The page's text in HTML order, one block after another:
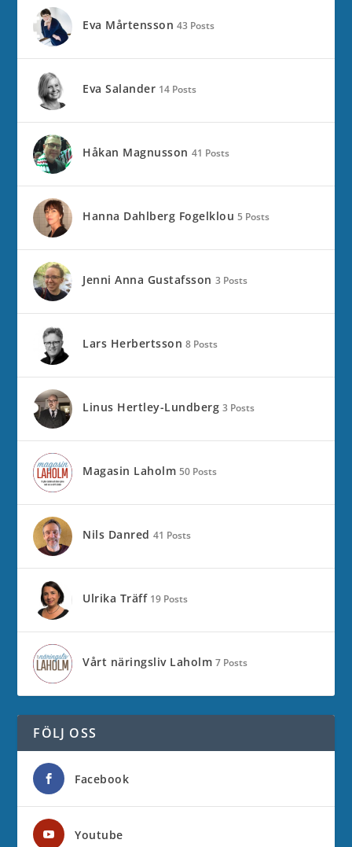
Eva Mårtensson 43 Posts
Eva Salander 14 Posts
Håkan Magnusson 41 Posts
Hanna Dahlberg Fogelklou 5 Posts
Jenni Anna Gustafsson 3 Posts
Lars Herbertsson 8 Posts
Linus Hertley-Lundberg 3 Posts
Magasin Laholm 50 Posts
Nils Danred 41 Posts
Ulrika Träff 19 Posts
Vårt näringsliv Laholm 7 Posts
FÖLJ OSS
Facebook
Youtube